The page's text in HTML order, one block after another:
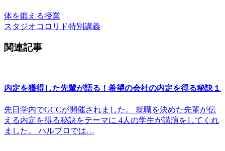
体を鍛える授業
スタジオコロリド特別講義
関連記事
内定を獲得した先輩が語る！希望の会社の内定を得る秘訣１
先日学内でGCCが開催されました。 就職を決めた先輩が伝
える内定を得る秘訣をテーマに 4人の学生が講演をしてくれ
ました。 ハルブロでは…